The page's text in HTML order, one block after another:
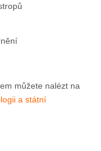
můžete nalézt na
a státní